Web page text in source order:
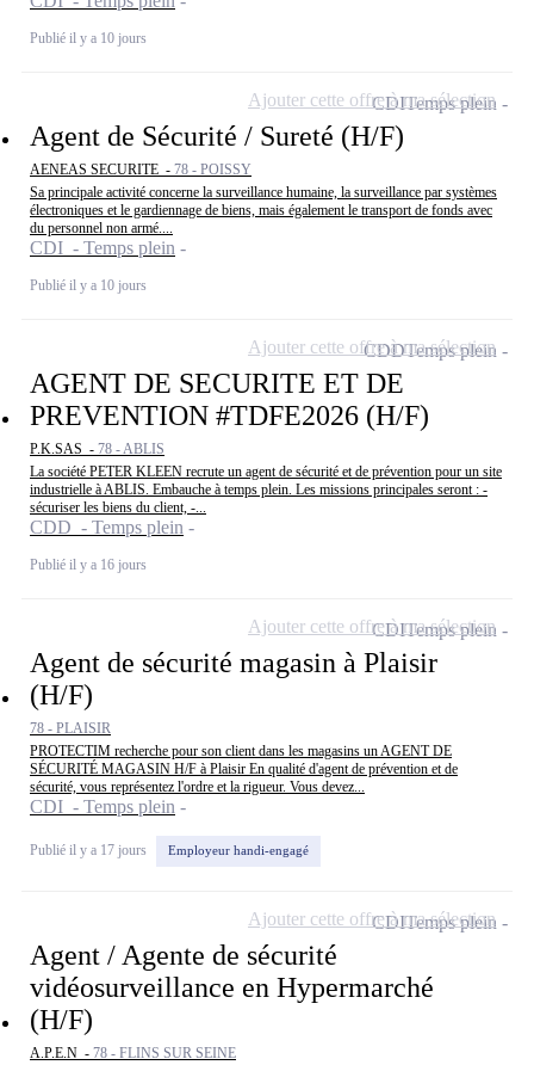
Publié il y a 10 jours
Agent de Sécurité / Sureté (H/F)
AENEAS SECURITE - 78 - POISSY
Sa principale activité concerne la surveillance humaine, la surveillance par systèmes
électroniques et le gardiennage de biens, mais également le transport de fonds avec
du personnel non armé....
CDI - Temps plein
Publié il y a 10 jours
CDITemps plein
Ajouter cette offre à ma sélection
AGENT DE SECURITE ET DE
PREVENTION #TDFE2026 (H/F)
P.K.SAS - 78 - ABLIS
La société PETER KLEEN recrute un agent de sécurité et de prévention pour un site
industrielle à ABLIS. Embauche à temps plein. Les missions principales seront : -
sécuriser les biens du client, -...
CDD - Temps plein
Publié il y a 16 jours
CDDTemps plein
Ajouter cette offre à ma sélection
Agent de sécurité magasin à Plaisir
(H/F)
78 - PLAISIR
PROTECTIM recherche pour son client dans les magasins un AGENT DE
SÉCURITÉ MAGASIN H/F à Plaisir En qualité d'agent de prévention et de
sécurité, vous représentez l'ordre et la rigueur. Vous devez...
CDI - Temps plein
Publié il y a 17 jours Employeur handi-engagé
CDITemps plein
Ajouter cette offre à ma sélection
Agent / Agente de sécurité
vidéosurveillance en Hypermarché
(H/F)
A.P.E.N - 78 - FLINS SUR SEINE
CDITemps plein
Ajouter cette offre à ma sélection